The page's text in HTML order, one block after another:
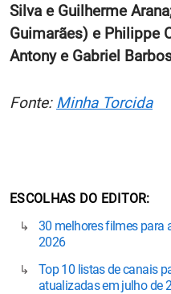
Silva e Guilherme
Guimarães) e Philippe
Antony e Gabriel
Fonte: Minha Torcida
ESCOLHAS DO EDITOR
30 melhores filmes para
2026
Top 10 listas de canais
atualizadas em julho de